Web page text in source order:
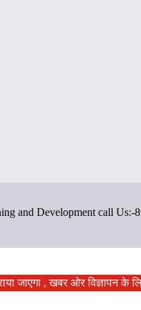
and Development call Us:-
जाएगा , खबर ओर